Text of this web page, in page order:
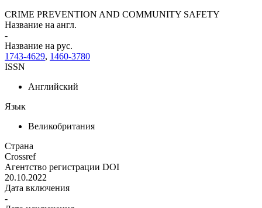
CRIME PREVENTION AND COMMUNITY SAFETY
Название на англ.
-
Название на рус.
1743-4629, 1460-3780
ISSN
Английский
Язык
Великобритания
Страна
Crossref
Агентство регистрации DOI
20.10.2022
Дата включения
-